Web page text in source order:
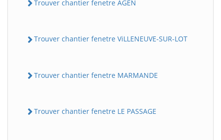
Trouver chantier fenetre AGEN
Trouver chantier fenetre ViLLENEUVE-SUR-LOT
Trouver chantier fenetre MARMANDE
Trouver chantier fenetre LE PASSAGE